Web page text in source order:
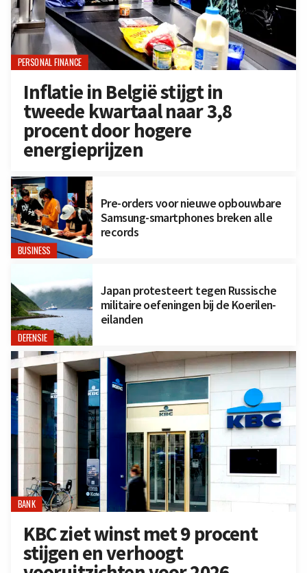
PERSONAL FINANCE
Inflatie in België stijgt in
tweede kwartaal naar 3,8
procent door hogere
energieprijzen
BUSINESS
Pre-orders voor nieuwe opbouwbare
Samsung-smartphones breken alle
records
DEFENSIE
Japan protesteert tegen Russische
militaire oefeningen bij de Koerilen-
eilanden
BANK
KBC ziet winst met 9 procent
stijgen en verhoogt